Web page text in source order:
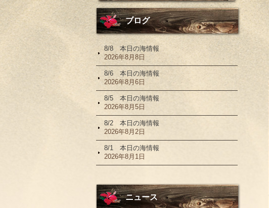
ブログ
8/8 本日の海情報
2026年8月8日
8/6 本日の海情報
2026年8月6日
8/5 本日の海情報
2026年8月5日
8/2 本日の海情報
2026年8月2日
8/1 本日の海情報
2026年8月1日
ニュース